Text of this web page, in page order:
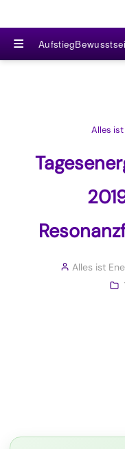
≡ Aufstieg
Alles ist
Alles ist